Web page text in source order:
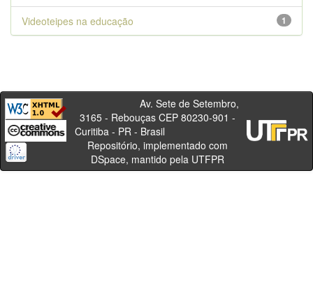
1
Videoteipes na educação
Av. Sete de Setembro,
3165 - Rebouças CEP 80230-901 -
Curitiba - PR - Brasil
Repositório, implementado com
DSpace, mantido pela UTFPR